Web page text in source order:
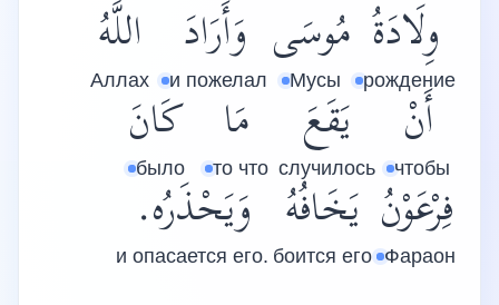
وِلَادَةُ
рождение
مُوسَى
Мусы
وَأَرَادَ
и пожелал
اللَّهُ
Аллах
أَنْ
чтобы
يَقَعَ
случилось
مَا
то что
كَانَ
было
فِرْعَوْنُ
Фараон
يَخَافُهُ
боится его
وَيَحْذَرُه.
и опасается его.